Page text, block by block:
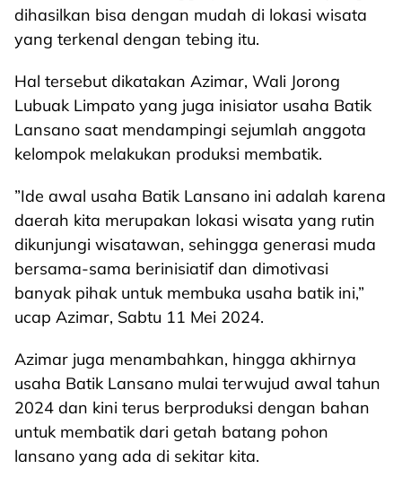
dihasilkan bisa dengan mudah di lokasi wisata
yang terkenal dengan tebing itu.
Hal tersebut dikatakan Azimar, Wali Jorong
Lubuak Limpato yang juga inisiator usaha Batik
Lansano saat mendampingi sejumlah anggota
kelompok melakukan produksi membatik.
”Ide awal usaha Batik Lansano ini adalah karena
daerah kita merupakan lokasi wisata yang rutin
dikunjungi wisatawan, sehingga generasi muda
bersama-sama berinisiatif dan dimotivasi
banyak pihak untuk membuka usaha batik ini,”
ucap Azimar, Sabtu 11 Mei 2024.
Azimar juga menambahkan, hingga akhirnya
usaha Batik Lansano mulai terwujud awal tahun
2024 dan kini terus berproduksi dengan bahan
untuk membatik dari getah batang pohon
lansano yang ada di sekitar kita.